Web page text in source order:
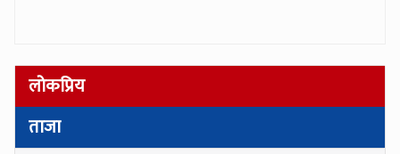
लोकप्रिय
ताजा